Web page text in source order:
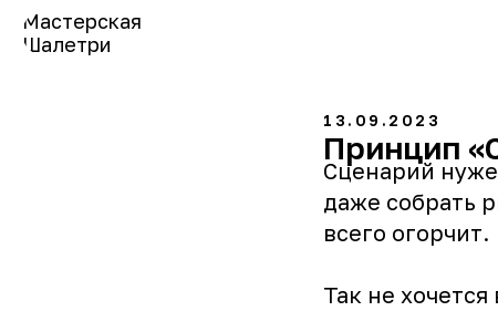
Мастерская
Шалетри
13.09.2023
Принцип
Сценарий
даже собрать
всего огорчит.
Так не